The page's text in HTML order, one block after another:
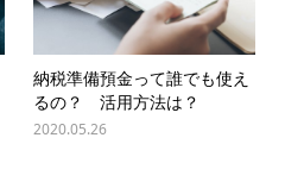
納税準備預金って誰でも使え
るの？ 活用方法は？
2020.05.26